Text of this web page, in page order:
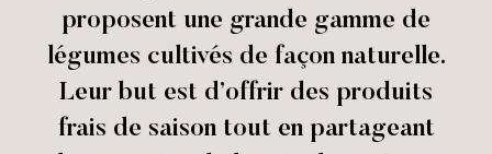
proposent une grande gamme de
légumes cultivés de façon naturelle.
Leur but est d’offrir des produits
frais de saison tout en partageant